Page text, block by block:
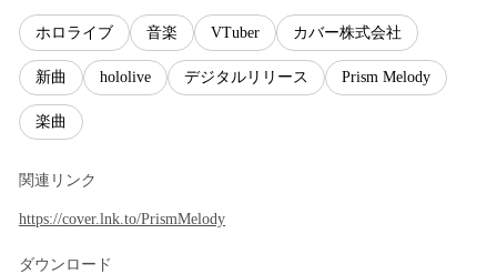
ホロライブ 音楽 VTuber カバー株式会社
新曲 hololive デジタルリリース Prism Melody
楽曲
関連リンク
https://cover.lnk.to/PrismMelody
ダウンロード